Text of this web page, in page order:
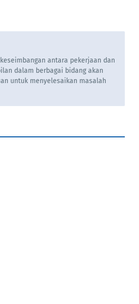
antara pekerjaan dan
dalam berbagai bidang akan
untuk menyelesaikan masalah